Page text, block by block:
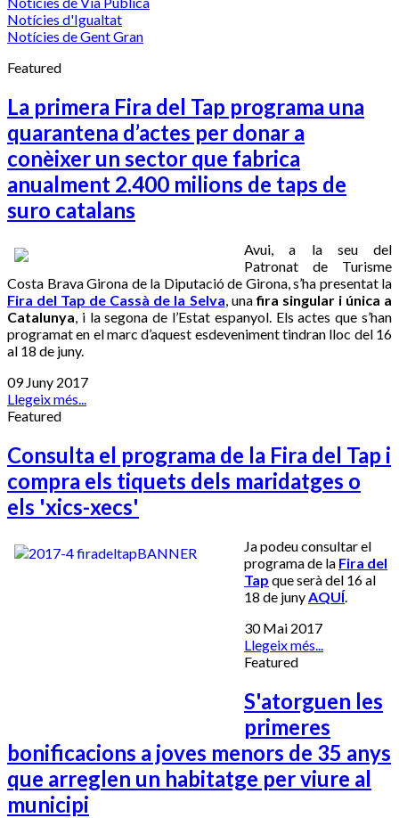
Notícies d'Igualtat
Notícies de Gent Gran
Featured
La primera Fira del Tap programa una
quarantena d’actes per donar a
conèixer un sector que fabrica
anualment 2.400 milions de taps de
suro catalans
Avui, a la seu del
Patronat de Turisme
Costa Brava Girona de la Diputació de Girona, s’ha presentat la
Fira del Tap de Cassà de la Selva, unafira singular i única a
Catalunya, i la segona de l’Estat espanyol. Els actes que s’han
programat en el marc d’aquest esdeveniment tindran lloc del 16
al 18 de juny.
09 Juny 2017
Llegeix més...
Featured
Consulta el programa de la Fira del Tap i
compra els tiquets dels maridatges o
els 'xics-xecs'
Ja podeu consultar el
programa de la Fira del
Tap que serà del 16 al
18 de juny AQUÍ.
30 Mai 2017
Llegeix més...
Featured
S'atorguen les
primeres
bonificacions a joves menors de 35 anys
que arreglen un habitatge per viure al
municipi